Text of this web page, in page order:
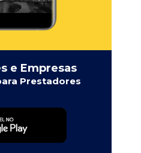
e Empresas
Prestadores